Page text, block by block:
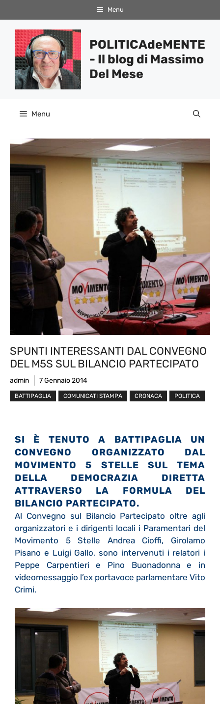
al
contenuto
Menu
POLITICAdeMENTE
- Il blog di Massimo
Del Mese
Menu
SPUNTI INTERESSANTI DAL CONVEGNO
DEL M5S SUL BILANCIO PARTECIPATO
admin 7 Gennaio 2014
BATTIPAGLIA COMUNICATI STAMPA CRONACA POLITICA
SI È TENUTO A BATTIPAGLIA UN
CONVEGNO ORGANIZZATO DAL
MOVIMENTO 5 STELLE SUL TEMA
DELLA DEMOCRAZIA DIRETTA
ATTRAVERSO LA FORMULA DEL
BILANCIO PARTECIPATO.
Al Convegno sul Bilancio Partecipato oltre agli
organizzatori e i dirigenti locali i Paramentari del
Movimento 5 Stelle Andrea Cioffi, Girolamo
Pisano e Luigi Gallo, sono intervenuti i relatori i
Peppe Carpentieri e Pino Buonadonna e in
videomessaggio l’ex portavoce parlamentare Vito
Crimi.